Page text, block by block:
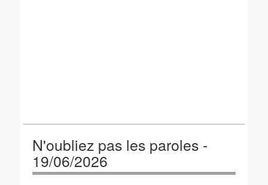
N'oubliez pas les paroles -
19/06/2026